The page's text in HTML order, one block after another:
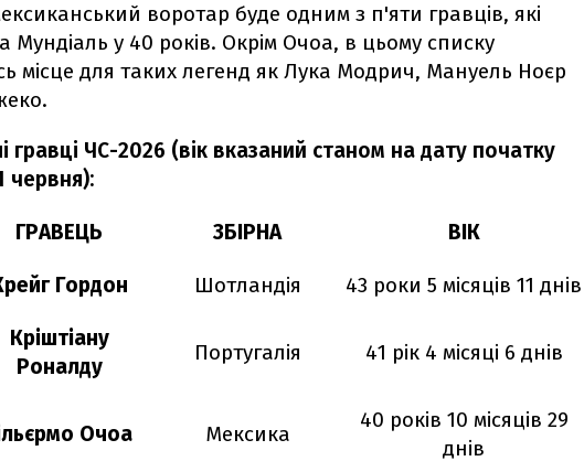
воротар буде одним з п'яти гравців, які
Мундіаль у 40 років. Окрім Очоа, в цьому списку
місце для таких легенд як Лука Модрич, Мануель Ноєр
гравці ЧС-2026 (вік вказаний станом на дату початку
червня):
ГРАВЕЦЬ ЗБІРНА ВІК
Гордон Шотландія 43 роки 5 місяців 11 днів
Кріштіану
Роналду
Португалія 41 рік 4 місяці 6 днів
Очоа Мексика
40 років 10 місяців 29
днів